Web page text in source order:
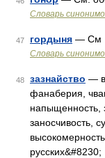
Словарь
47 гордыня — См
Словарь
48 зазнайство —
фанаберия,
напыщенность,
заносчивость,
русских&#8230;